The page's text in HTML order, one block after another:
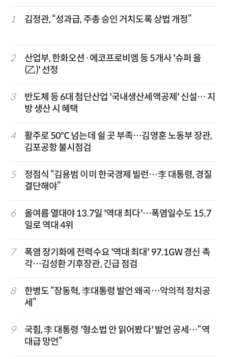
1 김정관, “성과급, 주총 승인 거치도록 상법 개정”
2
산업부, 한화오션·에코프로비엠 등 5개사 '슈퍼 을
(乙)' 선정
3
반도체 등 6대 첨단산업 '국내생산세액공제' 신설… 지
방 생산 시 혜택
4
활주로 50℃ 넘는데 쉴 곳 부족…김영훈 노동부 장관,
김포공항 불시점검
5
정점식 “김용범 이미 한국경제 빌런…李 대통령, 경질
결단해야”
6
올여름 열대야 13.7일 '역대 최다'…폭염일수도 15.7
일로 역대 4위
7
폭염 장기화에 전력수요 '역대 최대' 97.1GW 경신 촉
각…김성환 기후장관, 긴급 점검
8
한병도 “장동혁, 李대통령 발언 왜곡…악의적 정치공
세”
9
국힘, 李 대통령 '형소법 안 읽어봤다' 발언 공세…“역
대급 망언”